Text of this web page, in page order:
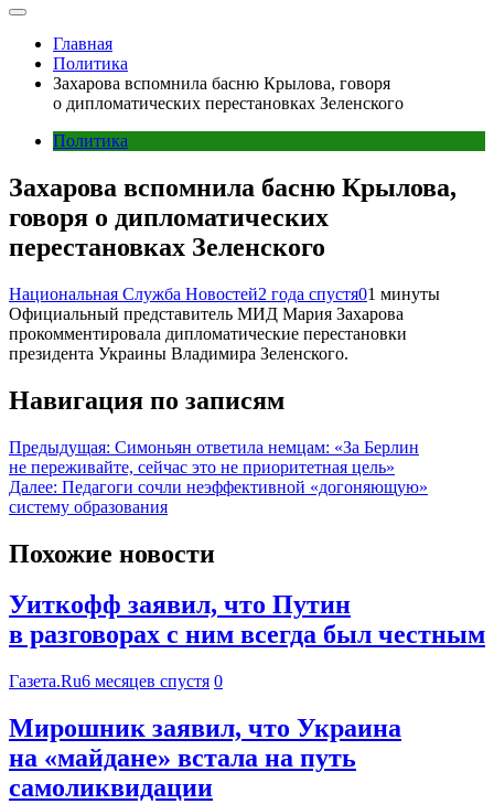
Главная
Политика
Захарова вспомнила басню Крылова, говоря
о дипломатических перестановках Зеленского
Политика
Захарова вспомнила басню Крылова,
говоря о дипломатических
перестановках Зеленского
Национальная Служба Новостей2 года спустя01 минуты
Официальный представитель МИД Мария Захарова
прокомментировала дипломатические перестановки
президента Украины Владимира Зеленского.
Навигация по записям
Предыдущая: Симоньян ответила немцам: «За Берлин
не переживайте, сейчас это не приоритетная цель»
Далее: Педагоги сочли неэффективной «догоняющую»
систему образования
Похожие новости
Уиткофф заявил, что Путин
в разговорах с ним всегда был честным
Газета.Ru6 месяцев спустя 0
Мирошник заявил, что Украина
на «майдане» встала на путь
самоликвидации